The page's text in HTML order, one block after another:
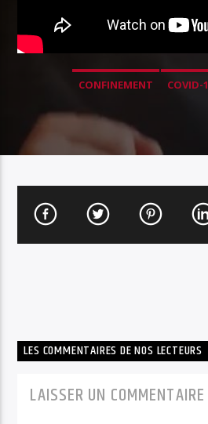
CONFINEMENT COVID-
LES COMMENTAIRES DE NOS LECTEURS
LAISSER UN COMMENTAIRE